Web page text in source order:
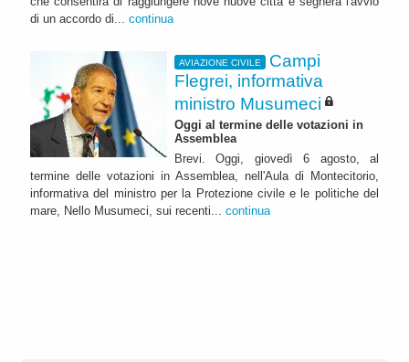
di un accordo di... continua
AVIAZIONE CIVILE
Campi
Flegrei, informativa
ministro Musumeci
Oggi al termine delle votazioni in
Assemblea
Brevi. Oggi, giovedì 6 agosto, al
termine delle votazioni in Assemblea, nell'Aula di Montecitorio,
informativa del ministro per la Protezione civile e le politiche del
mare, Nello Musumeci, sui recenti... continua